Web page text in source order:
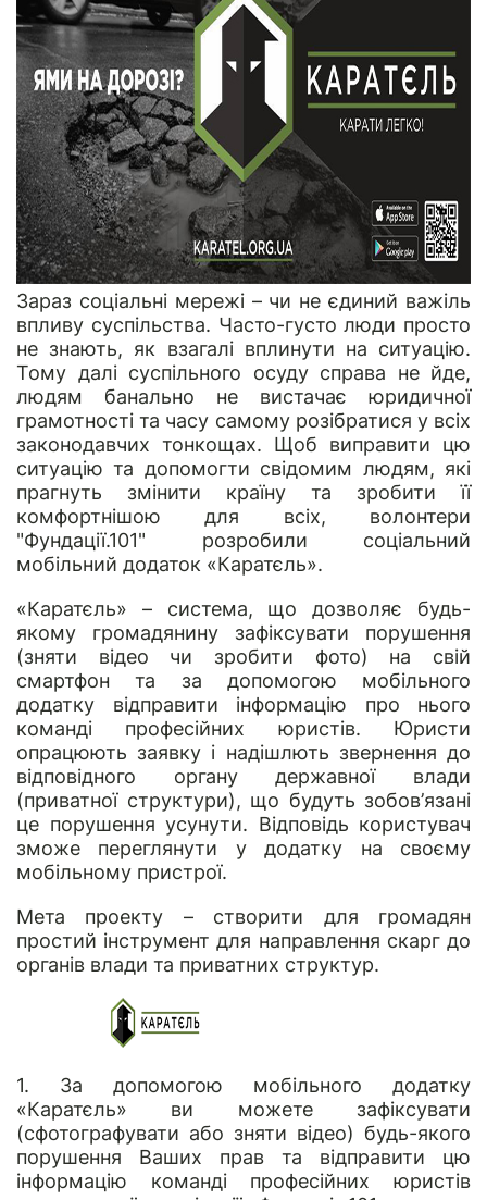
Зараз соціальні мережі – чи не єдиний важіль
впливу суспільства. Часто-густо люди просто
не знають, як взагалі вплинути на ситуацію.
Тому далі суспільного осуду справа не йде,
людям банально не вистачає юридичної
грамотності та часу самому розібратися у всіх
законодавчих тонкощах. Щоб виправити цю
ситуацію та допомогти свідомим людям, які
прагнуть змінити країну та зробити її
комфортнішою для всіх, волонтери
"Фундації.101" розробили соціальний
мобільний додаток «Каратєль».
«Каратєль» – система, що дозволяє будь-
якому громадянину зафіксувати порушення
(зняти відео чи зробити фото) на свій
смартфон та за допомогою мобільного
додатку відправити інформацію про нього
команді професійних юристів. Юристи
опрацюють заявку і надішлють звернення до
відповідного органу державної влади
(приватної структури), що будуть зобов’язані
це порушення усунути. Відповідь користувач
зможе переглянути у додатку на своєму
мобільному пристрої.
Мета проекту – створити для громадян
простий інструмент для направлення скарг до
органів влади та приватних структур.
1. За допомогою мобільного додатку
«Каратєль» ви можете зафіксувати
(сфотографувати або зняти відео) будь-якого
порушення Ваших прав та відправити цю
інформацію команді професійних юристів